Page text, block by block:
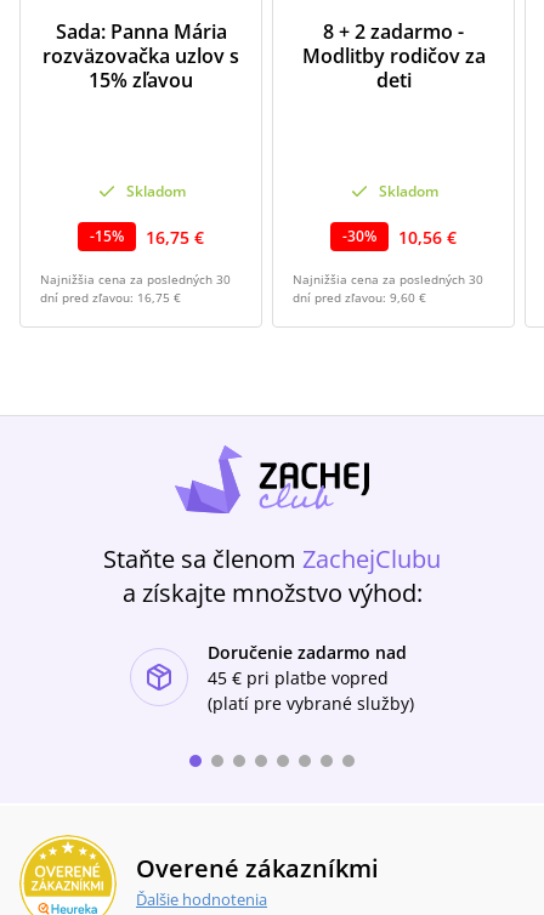
Sada: Panna Mária
rozväzovačka uzlov s
15% zľavou
Skladom
-15% 16,75 €
Najnižšia cena za posledných 30
dní pred zľavou: 16,75 €
8 + 2 zadarmo -
Modlitby rodičov za
deti
Skladom
-30% 10,56 €
Najnižšia cena za posledných 30
dní pred zľavou: 9,60 €
Staňte sa členom ZachejClubu
a získajte množstvo výhod:
Doručenie zadarmo nad
45 € pri platbe vopred
(platí pre vybrané služby)
Overené zákazníkmi
Ďalšie hodnotenia